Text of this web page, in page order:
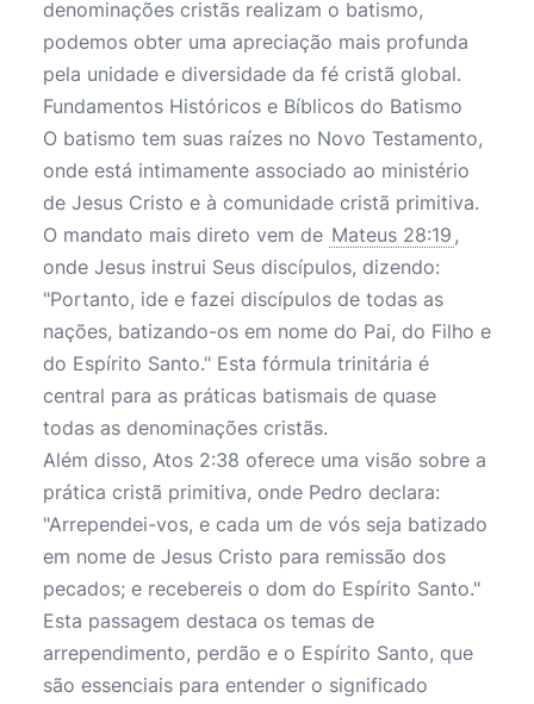
denominações cristãs realizam o batismo,
podemos obter uma apreciação mais profunda
pela unidade e diversidade da fé cristã global.
Fundamentos Históricos e Bíblicos do Batismo
O batismo tem suas raízes no Novo Testamento,
onde está intimamente associado ao ministério
de Jesus Cristo e à comunidade cristã primitiva.
O mandato mais direto vem de Mateus 28:19 ,
onde Jesus instrui Seus discípulos, dizendo:
"Portanto, ide e fazei discípulos de todas as
nações, batizando-os em nome do Pai, do Filho e
do Espírito Santo." Esta fórmula trinitária é
central para as práticas batismais de quase
todas as denominações cristãs.
Além disso, Atos 2:38 oferece uma visão sobre a
prática cristã primitiva, onde Pedro declara:
"Arrependei-vos, e cada um de vós seja batizado
em nome de Jesus Cristo para remissão dos
pecados; e recebereis o dom do Espírito Santo."
Esta passagem destaca os temas de
arrependimento, perdão e o Espírito Santo, que
são essenciais para entender o significado